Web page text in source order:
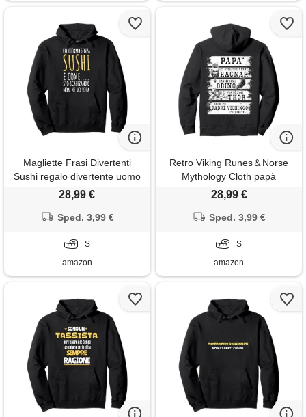
Magliette Frasi Divertenti
Sushi regalo divertente uomo
donna frase simpatica sushi
28,99 €
Sped. 3,99 €
S
amazon
Retro Viking Runes＆Norse
Mythology Cloth papà
vichingo - festa del papà
felpa con cappuccio
28,99 €
Sped. 3,99 €
S
amazon